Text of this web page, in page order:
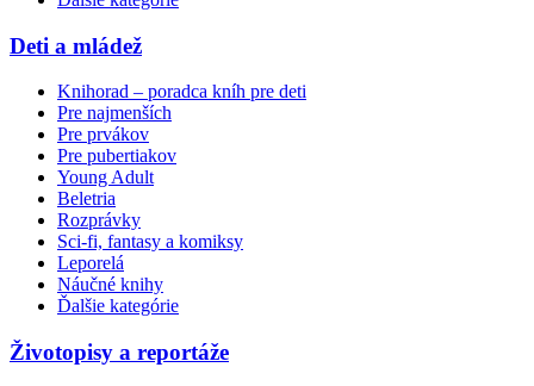
Deti a mládež
Knihorad – poradca kníh pre deti
Pre najmenších
Pre prvákov
Pre pubertiakov
Young Adult
Beletria
Rozprávky
Sci-fi, fantasy a komiksy
Leporelá
Náučné knihy
Ďalšie kategórie
Životopisy a reportáže